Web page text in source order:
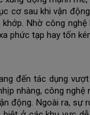
cơ sau khi vận
Nhờ công
phức tạp hay tốn
đến tác dụng
nhàng, công
động. Ngoài ra,